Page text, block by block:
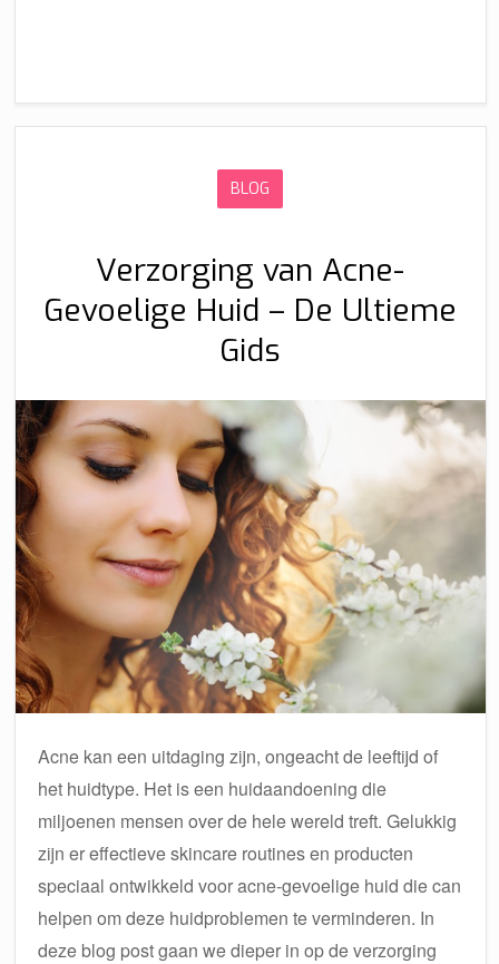
BLOG
Verzorging van Acne-
Gevoelige Huid – De Ultieme
Gids
Acne kan een uitdaging zijn, ongeacht de leeftijd of
het huidtype. Het is een huidaandoening die
miljoenen mensen over de hele wereld treft. Gelukkig
zijn er effectieve skincare routines en producten
speciaal ontwikkeld voor acne-gevoelige huid die can
helpen om deze huidproblemen te verminderen. In
deze blog post gaan we dieper in op de verzorging